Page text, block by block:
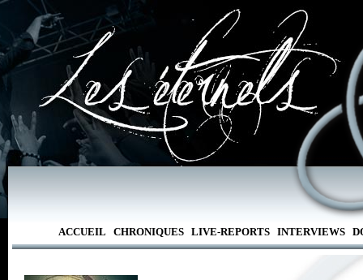
ACCUEIL CHRONIQUES LIVE-REPORTS INTERVIEWS